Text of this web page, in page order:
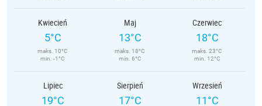
Kwiecień
5°C
maks. 10°C
min. -1°C
Maj
13°C
maks. 18°C
min. 6°C
Czerwiec
18°C
maks. 23°C
min. 12°C
Lipiec
19°C
Sierpień
17°C
Wrzesień
11°C